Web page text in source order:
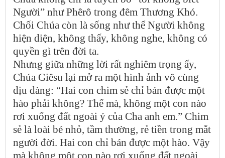
Người” như Phêrô trong đêm Thương Khó.
Chối Chúa còn là sống như thể Người không
hiện diện, không thấy, không nghe, không có
quyền gì trên đời ta.
Nhưng giữa những lời rất nghiêm trọng ấy,
Chúa Giêsu lại mở ra một hình ảnh vô cùng
dịu dàng: “Hai con chim sẻ chỉ bán được một
hào phải không? Thế mà, không một con nào
rơi xuống đất ngoài ý của Cha anh em.” Chim
sẻ là loài bé nhỏ, tầm thường, rẻ tiền trong mắt
người đời. Hai con chỉ bán được một hào. Vậy
mà không một con nào rơi xuống đất ngoài